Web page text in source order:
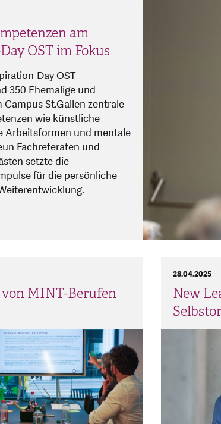
am
OST im Fokus
Day OST
350 Ehemalige und
Campus St.Gallen zentrale
wie künstliche
Arbeitsformen und mentale
Fachreferaten und
setzte die
für die persönliche
von MINT-Berufen
New
28.04.2025